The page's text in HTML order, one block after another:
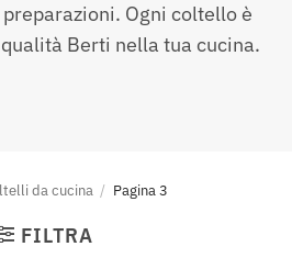
Ogni coltello è
Berti nella tua cucina.
da cucina / Pagina 3
FILTRA